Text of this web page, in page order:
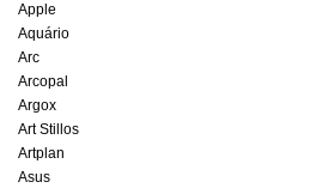
Apple
Aquário
Arc
Arcopal
Argox
Art Stillos
Artplan
Asus